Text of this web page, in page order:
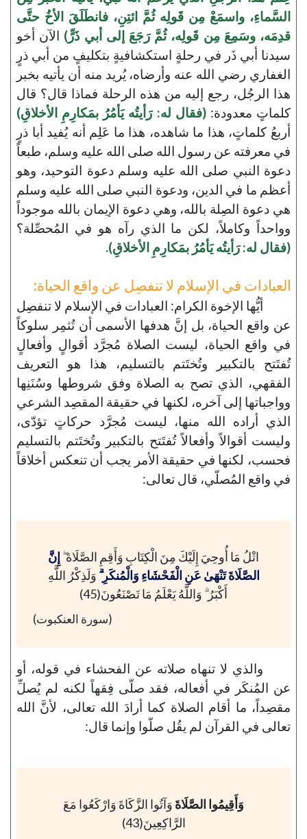
السَّماءِ، واسمَعْ مِن قَولِه ثُمَّ ائتِنِ، فانطَلَقَ الأخُ حتَّى
قدِمَه، وسَمِعَ مِن قَولِه، ثُمَّ رَجَعَ إلى أبي ذَرٍّ) الآن أخو
سيدنا أبي ذَر في رحلةٍ استكشافيةٍ بتكليفٍ من أبي ذرٍ
الغفاري رضي الله عنه وأرضاه، يُريد منه أن يأتيه بخبر
هذا الرجُل، رجع إليه من هذه الرحلة فماذا قال؟ قال
كلماتٍ معدودة:(فقال له: رَأيتُه يَأمُرُ بمَكارِمِ الأخلاقِ)
أربعُ كلماتٍ، هذا ما شاهده، هذا ما عَلِم أنه يُفيد أبا ذرٍ
في معرفته عن رسول الله صلى الله عليه وسلم، طبعاً
دعوة النبي صلى الله عليه وسلم دعوة التوحيد، وهو
أعظم ما في الدين، ودعوة النبي صلى الله عليه وسلم
هي دعوة الصِلة بالله، وهي دعوة الإيمان بالله موجوداً
وواحداً وكاملاً، لكن ما الذي رآه هو في المُحصِّلة؟
(فقال له: رَأيتُه يَأمُرُ بمَكارِمِ الأخلاقِ).
العبادات في الإسلام لا تنفصِل عن واقع الحياة:
أيُّها الإخوة الكرام: العبادات في الإسلام لا تنفصِل
عن واقع الحياة، بل إنَّ هدفها الأسمى أن تُثمِر سلوكاً
في واقع الحياة، ليست الصلاة مُجرَّد أقوالٍ وأفعالٍ
تُفتَتح بالتكبير وتُختَتم بالتسليم، هذا هو التعريف
الفقهي، الذي تصح به الصلاة وفق شروطها وسُنَنِها
وواجباتها إلى آخره، لكنها في حقيقة المقصِد الشرعي
الذي أراده الله منها، ليست مُجرَّد حركاتٍ تؤدّى،
وليست أقوالاً وأفعالاً تُفتَتح بالتكبير وتُختَتم بالتسليم
فحسب، لكنها في حقيقة الأمر يجب أن تنعكس أخلاقاً
في واقع المُصلّي، قال تعالى:
اتْلُ مَا أُوحِيَ إِلَيْكَ مِنَ الْكِتَابِ وَأَقِمِ الصَّلَاةَ ۖ إِنَّ
الصَّلَاةَ تَنْهَىٰ عَنِ الْفَحْشَاءِ وَالْمُنكَرِ ۗ وَلَذِكْرُ اللَّهِ
أَكْبَرُ ۗ وَاللَّهُ يَعْلَمُ مَا تَصْنَعُونَ(45)
(سورة العنكبوت)
والذي لا تنهاه صلاته عن الفحشاء في قوله، أو
عن المُنكَر في أفعاله، فقد صلّى فِقهاً لكنه لم يُصلِّ
مقصِداً، ما أقام الصلاة كما أرادَ الله تعالى، لأنَّ الله
تعالى في القرآن لم يقُل صلّوا وإنما قال:
وَأَقِيمُوا الصَّلَاةَ وَآتُوا الزَّكَاةَ وَارْكَعُوا مَعَ
الرَّاكِعِينَ(43)